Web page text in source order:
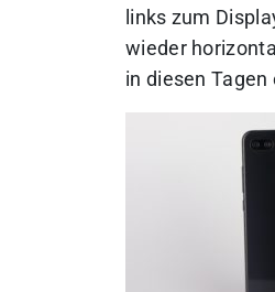
links zum
wieder
in diesen